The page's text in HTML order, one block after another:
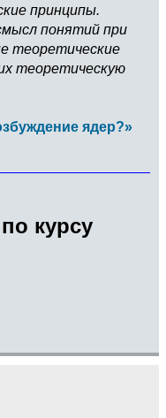
принципы.
понятий при
теоретические
теоретическую
ядер?»
курсу